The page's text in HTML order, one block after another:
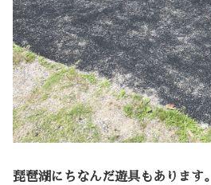
琵琶湖にちなんだ遊具もあります。